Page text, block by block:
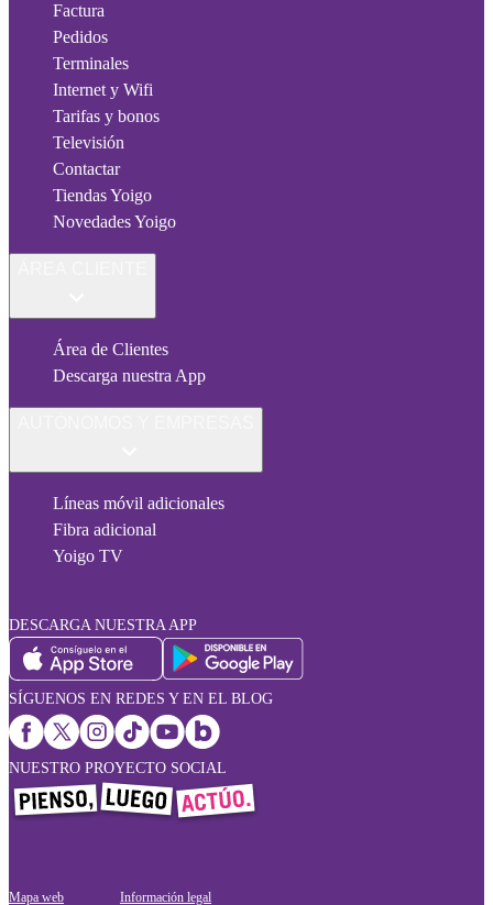
Factura
Pedidos
Terminales
Internet y Wifi
Tarifas y bonos
Televisión
Contactar
Tiendas Yoigo
Novedades Yoigo
Área de Clientes
Descarga nuestra App
Líneas móvil adicionales
Fibra adicional
Yoigo TV
DESCARGA NUESTRA APP
SÍGUENOS EN REDES Y EN EL BLOG
NUESTRO PROYECTO SOCIAL
Mapa web Información legal